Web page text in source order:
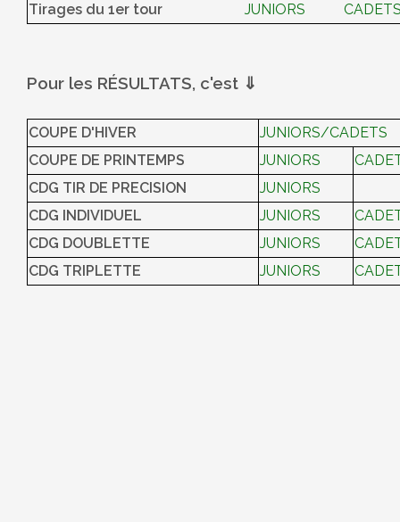
Tirages du 1er tour
JUNIORS
Pour les RÉSULTATS, c'est ⇓
COUPE D'HIVER
JUNIORS/CADETS
COUPE DE PRINTEMPS
JUNIORS
CDG TIR DE PRECISION
JUNIORS
CDG INDIVIDUEL
JUNIORS
CDG DOUBLETTE
JUNIORS
CDG TRIPLETTE
JUNIORS